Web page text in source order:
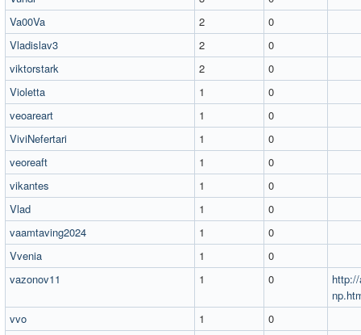
Va00Va
2
0
Vladislav3
2
0
viktorstark
2
0
Violetta
1
0
veoareart
1
0
ViviNefertari
1
0
veoreaft
1
0
vikantes
1
0
Vlad
1
0
vaamtaving2024
1
0
Vvenia
1
0
vazonov11
1 0
vvo
1
0